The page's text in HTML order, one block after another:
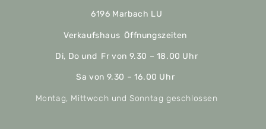
6196 Marbach LU
Verkaufshaus Öffnungszeiten
Di, Do und Fr von 9.30 – 18.00 Uhr
Sa von 9.30 – 16.00 Uhr
Montag, Mittwoch und Sonntag geschlossen